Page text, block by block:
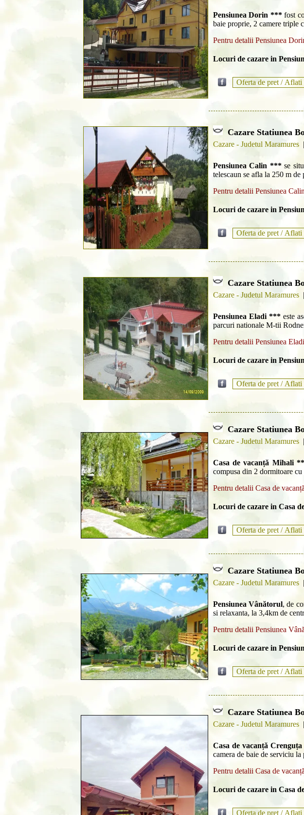
Pensiunea Dorin ***fost
baie proprie, 2 camere triple
Pentru detalii Pensiunea
Locuri de cazare in
Oferta de pret / Aflati
Cazare Statiunea
Cazare - Judetul Maramures |
Pensiunea Calin ***se
telescaun se afla la 250 m de
Pentru detalii Pensiunea
Locuri de cazare in
Oferta de pret / Aflati
Cazare Statiunea
Cazare - Judetul Maramures |
Pensiunea Eladi *** este
parcuri nationale M-tii
Pentru detalii Pensiunea
Locuri de cazare in
Oferta de pret / Aflati
Cazare Statiunea
Cazare - Judetul Maramures |
Casa de vacanță Mihali **
compusa din 2 dormitoare
Pentru detalii Casa de
Locuri de cazare in Casa
Oferta de pret / Aflati
Cazare Statiunea
Cazare - Judetul Maramures |
Pensiunea Vânătorul, de
si relaxanta, la 3,4km de
Pentru detalii Pensiunea
Locuri de cazare in
Oferta de pret / Aflati
Cazare Statiunea
Cazare - Judetul Maramures |
Casa de vacanță
camera de baie de serviciu la
Pentru detalii Casa de
Locuri de cazare in Casa
Oferta de pret / Aflati